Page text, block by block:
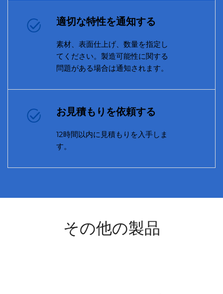
適切な特性を通知する
素材、表面仕上げ、数量を指定し
てください。製造可能性に関する
問題がある場合は通知されます。
お見積もりを依頼する
12時間以内に見積もりを入手しま
す。
その他の製品